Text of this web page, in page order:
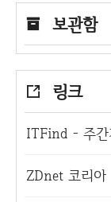
보관함
링크
ITFind - 주간
ZDnet 코리아